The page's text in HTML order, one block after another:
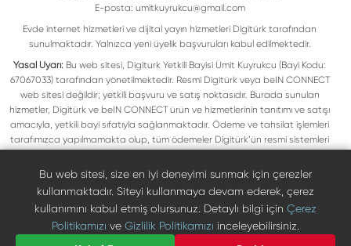
E-posta: umitkuyrukcu@gmail.com
Evde internet hizmetleri ve dijital yayın hizmetleri Digitürk tarafından
sunulmaktadır. Yalnızca yeni üyelik başvuruları kabul edilmektedir.
Yasal Uyarı: Bu web sitesi, Digiturk Yetkili Bayisi Ümit Kuyrukcu (Bayi Kodu:
67067033) tarafından yönetilmektedir. Resmi Digitürk veya beIN CONNECT
web sitesi değildir; yetkili başvuru ve satış noktasıdır. Burada sunulan
hizmetler, Digitürk ve beIN CONNECT ürün ve hizmetlerinin tanıtımı ve satışı
amacıyla, yetkili bayi sıfatıyla sağlanmaktadır. Ödeme ve tahsilat işlemleri
tarafımızca yapılmamakta olup, tüm ödemeler Digitürk’ün resmi sistemleri
ilgili hak sahiplerine ait olup yasal koruma altındadır. Bu markalar, yalnızca
marka sahiplerinin kullanım koşullarına uygun şekilde kullanılmaktadır. Digitürk
veya beIN CONNECT’in resmi web sitelerine ulaşmak için ilgili markaların
doğrudan resmi kanallarını ziyaret edebilirsiniz.
Digiturk resmî bayi listesinde doğrulayın
Bu web sitesi, size en iyi deneyimi sunmak için çerezler
kullanmaktadır. Siteyi kullanmaya devam ederek, çerez
kullanımını kabul etmiş olursunuz. Detaylı bilgi için Çerez
Politikamızı ve Gizlilik Politikamızı inceleyebilirsiniz.